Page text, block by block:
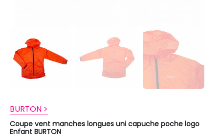
BURTON >
Coupe vent manches longues uni capuche poche logo
Enfant BURTON